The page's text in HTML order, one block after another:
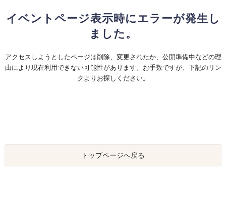
イベントページ表示時にエラーが発生し
ました。
アクセスしようとしたページは削除、変更されたか、公開準備中などの理
由により現在利用できない可能性があります。お手数ですが、下記のリン
クよりお探しください。
トップページへ戻る